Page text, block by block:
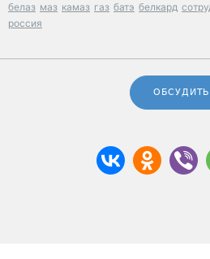
белаз маз камаз газ батэ белкард
россия
ОБСУДИТЬ